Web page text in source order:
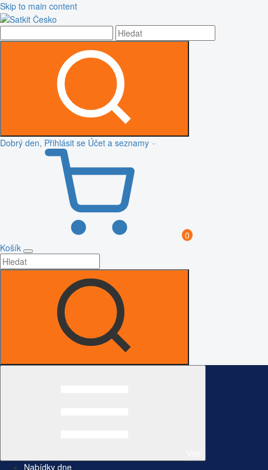
Skip to main content
Dobrý den, Přihlásit se Účet a seznamy
0
Košík
Nabídky dne